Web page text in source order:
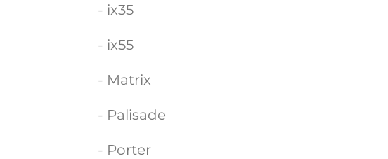
- ix35
- ix55
- Matrix
- Palisade
- Porter